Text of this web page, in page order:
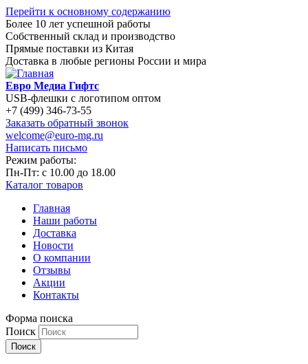
Перейти к основному содержанию
Более 10 лет успешной работы
Собственный склад и производство
Прямые поставки из Китая
Доставка в любые регионы России и мира
Евро Медиа Гифтс
USB-флешки с логотипом оптом
+7 (499) 346-73-55
Заказать обратный звонок
welcome@euro-mg.ru
Написать письмо
Режим работы:
Пн-Пт: с 10.00 до 18.00
Каталог товаров
Главная
Наши работы
Доставка
Новости
О компании
Отзывы
Акции
Контакты
Форма поиска
Поиск